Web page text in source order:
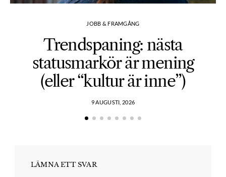
JOBB & FRAMGÅNG
Trendspaning: nästa
statusmarkör är mening
(eller “kultur är inne”)
9 AUGUSTI, 2026
LÄMNA ETT SVAR